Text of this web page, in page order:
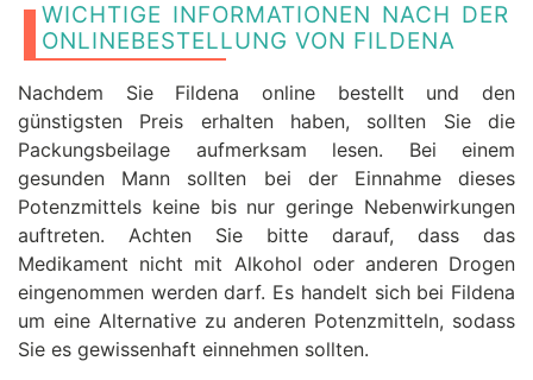
WICHTIGE INFORMATIONEN NACH DER
ONLINEBESTELLUNG VON FILDENA
Nachdem Sie Fildena online bestellt und den
günstigsten Preis erhalten haben, sollten Sie die
Packungsbeilage aufmerksam lesen. Bei einem
gesunden Mann sollten bei der Einnahme dieses
Potenzmittels keine bis nur geringe Nebenwirkungen
auftreten. Achten Sie bitte darauf, dass das
Medikament nicht mit Alkohol oder anderen Drogen
eingenommen werden darf. Es handelt sich bei Fildena
um eine Alternative zu anderen Potenzmitteln, sodass
Sie es gewissenhaft einnehmen sollten.